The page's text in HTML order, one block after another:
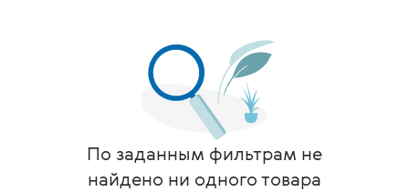
По заданным фильтрам не
найдено ни одного товара